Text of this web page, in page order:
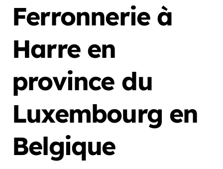
Ferronnerie à
Harre en
province du
Luxembourg en
Belgique